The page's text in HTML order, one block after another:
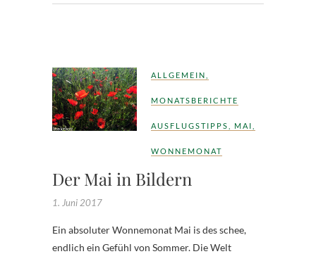
ALLGEMEIN
MONATSBERICHTE
AUSFLUGSTIPPS MAI
WONNEMONAT
Der Mai in Bildern
1. Juni 2017
Ein absoluter Wonnemonat Mai is des schee,
endlich ein Gefühl von Sommer. Die Welt